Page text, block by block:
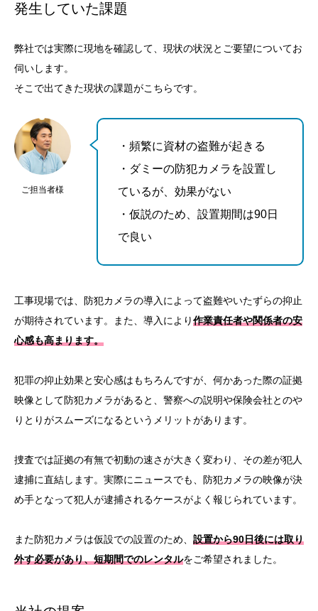
発生していた課題
弊社では実際に現地を確認して、現状の状況とご要望についてお
伺いします。
そこで出てきた現状の課題がこちらです。
ご担当者様
・頻繁に資材の盗難が起きる
・ダミーの防犯カメラを設置し
ているが、効果がない
・仮説のため、設置期間は90日
で良い
工事現場では、防犯カメラの導入によって盗難やいたずらの抑止
が期待されています。また、導入により作業責任者や関係者の安
心感も高まります。
犯罪の抑止効果と安心感はもちろんですが、何かあった際の証拠
映像として防犯カメラがあると、警察への説明や保険会社とのや
りとりがスムーズになるというメリットがあります。
捜査では証拠の有無で初動の速さが大きく変わり、その差が犯人
逮捕に直結します。実際にニュースでも、防犯カメラの映像が決
め手となって犯人が逮捕されるケースがよく報じられています。
また防犯カメラは仮設での設置のため、 設置から90日後には取り
外す必要があり、短期間でのレンタルをご希望されました。